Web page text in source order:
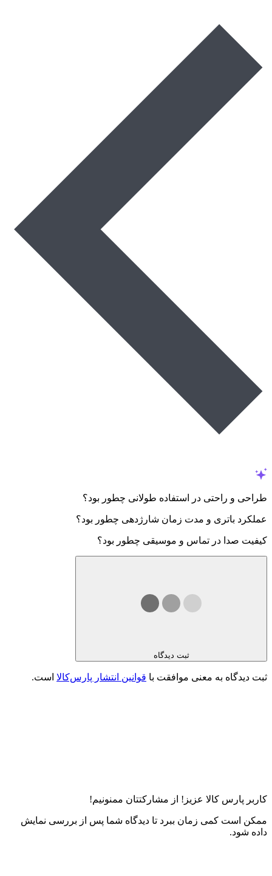
طراحی و راحتی در استفاده طولانی چطور بود؟
عملکرد باتری و مدت زمان شارژدهی چطور بود؟
کیفیت صدا در تماس و موسیقی چطور بود؟
ثبت دیدگاه
ثبت دیدگاه به معنی موافقت با قوانین انتشار پارس‌کالا است.
کاربر پارس کالا عزیز! از مشارکتتان ممنونیم!
ممکن است کمی زمان ببرد تا دیدگاه شما پس از بررسی نمایش
داده شود.